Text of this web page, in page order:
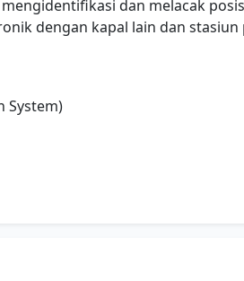
dan melacak
dengan kapal lain dan stasiun
System)